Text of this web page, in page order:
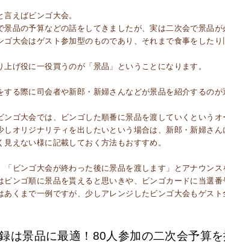
言えばビンゴ大会。
景品の予算などの話をしてきましたが、実は二次会で景品が
ゴ大会はゲスト参加型のものであり、それまで食事をした
上げ役に一役買うのが「景品」ということになります。
する際に司会者や新郎・新婦さんなどが景品を紹介するの
ンゴ大会では、ビンゴした順番に景品を渡していくというオ
しオリジナリティを出したいという場合は、新郎・新婦さ
見えない様に記載しておく方法もおすすめ。
ビンゴ大会が終わった後に景品を渡します」とアナウンス
ビンゴ順に景品を貰えると思いきや、ビンゴカードに当選
あくまで一例ですが、少しアレンジしたビンゴ大会もゲスト
は景品に最適！80人参加の二次会予算